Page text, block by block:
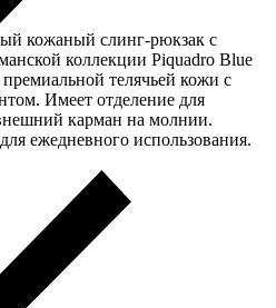
кожаный слинг-рюкзак с
коллекции Piquadro Blue
телячьей кожи с
Имеет отделение для
карман на молнии.
ежедневного использования.